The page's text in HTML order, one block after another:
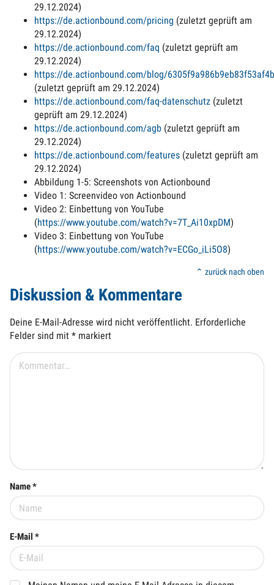
29.12.2024)
https://de.actionbound.com/pricing (zuletzt geprüft am
29.12.2024)
https://de.actionbound.com/faq (zuletzt geprüft am
29.12.2024)
https://de.actionbound.com/blog/
(zuletzt geprüft am 29.12.2024)
https://de.actionbound.com/faq-datenschutz (zuletzt
geprüft am 29.12.2024)
https://de.actionbound.com/agb (zuletzt geprüft am
29.12.2024)
https://de.actionbound.com/features (zuletzt geprüft am
29.12.2024)
Abbildung 1-5: Screenshots von Actionbound
Video 1: Screenvideo von Actionbound
Video 2: Einbettung von YouTube
(https://www.youtube.com/watch?v=7T_Ai10xpDM)
Video 3: Einbettung von YouTube
(https://www.youtube.com/watch?v=ECGo_iLi5O8)
⌃ zurück nach oben
Diskussion & Kommentare
Deine E-Mail-Adresse wird nicht veröffentlicht. Erforderliche
Felder sind mit * markiert
Name *
E-Mail *